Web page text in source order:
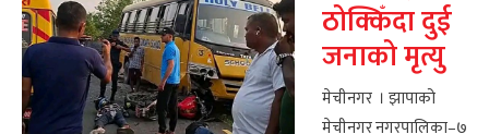
ठोक्किँदा दुई
जनाको मृत्यु
मेचीनगर । झापाको
मेचीनगर नगरपालिका–७